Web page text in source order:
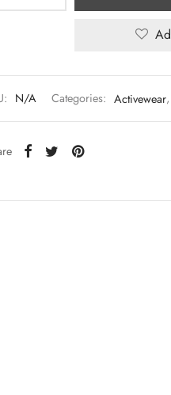
N/A Categories: Activewear,